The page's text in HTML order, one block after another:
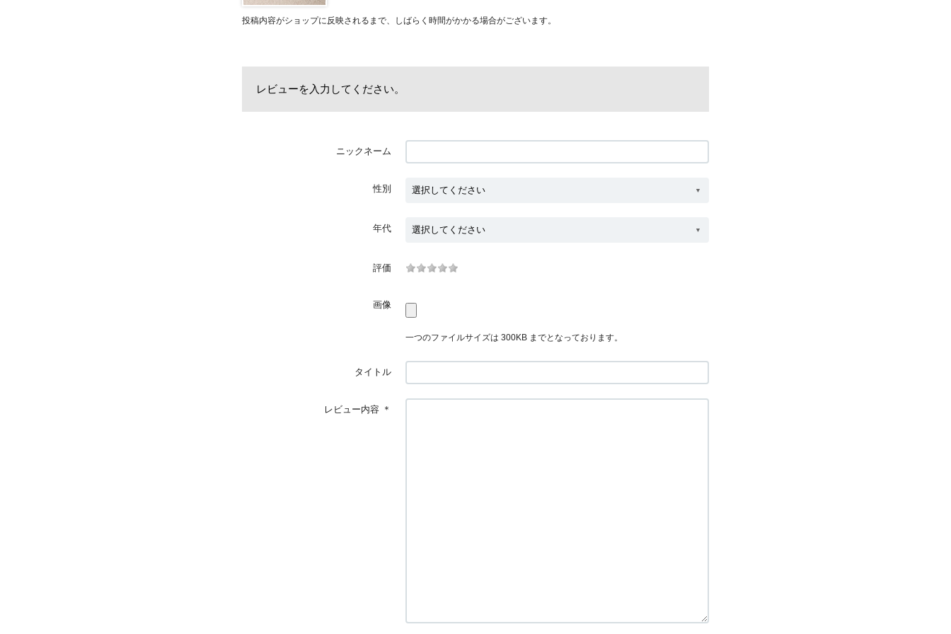
投稿内容がショップに反映されるまで、しばらく時間がかかる場合がございます。
レビューを入力してください。
ニックネーム
性別
年代
評価
画像
一つのファイルサイズは 300KB までとなっております。
タイトル
レビュー内容 ＊